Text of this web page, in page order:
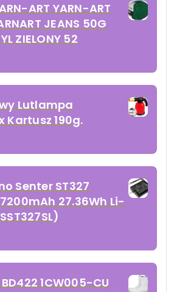
ART YARN-ART
JEANS 50G
ZIELONY 52
Lutlampa
Kartusz 190g.
Senter ST327
7200mAh 27.36Wh Li-
1CW005-CU